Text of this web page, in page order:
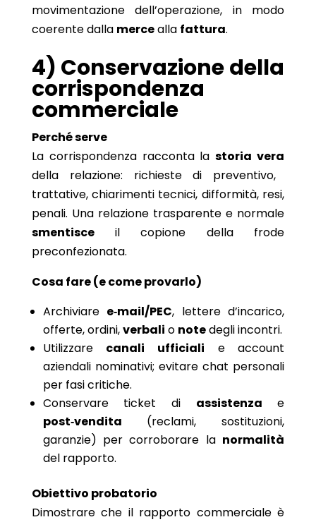
movimentazione dell’operazione, in modo
coerente dalla mercealla fattura.
4) Conservazione della
corrispondenza
commerciale
Perché serve
La corrispondenza racconta lastoria vera
della relazione: richieste di preventivo,
trattative, chiarimenti tecnici, difformità, resi,
penali. Una relazione trasparente e normale
smentisceil copione della frode
preconfezionata.
Cosa fare (e come provarlo)
Archiviare e‑mail/PEC, lettere d’incarico,
offerte, ordini,verbali o notedegli incontri.
Utilizzare canali ufficiali e account
aziendali nominativi; evitare chat personali
per fasi critiche.
Conservare ticket di assistenza e
post‑vendita (reclami, sostituzioni,
garanzie) per corroborare la normalità
del rapporto.
Obiettivo probatorio
Dimostrare che il rapporto commerciale è